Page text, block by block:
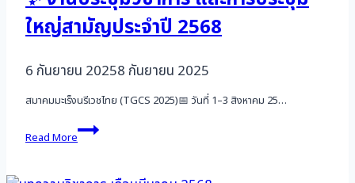
ใหญ่สามัญประจำปี 2568
6 กันยายน 20258 กันยายน 2025
สมาคมมะเร็งนรีเวชไทย (TGCS 2025)📅 วันที่ 1–3 สิงหาคม 25…
Read More
✨
งาน